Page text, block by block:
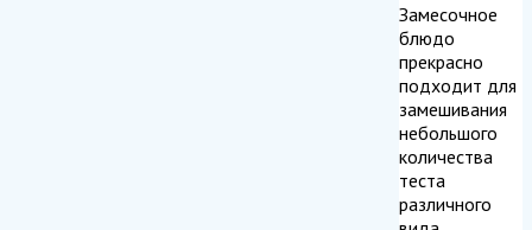
Замесочное
блюдо
прекрасно
подходит для
замешивания
небольшого
количества
теста
различного